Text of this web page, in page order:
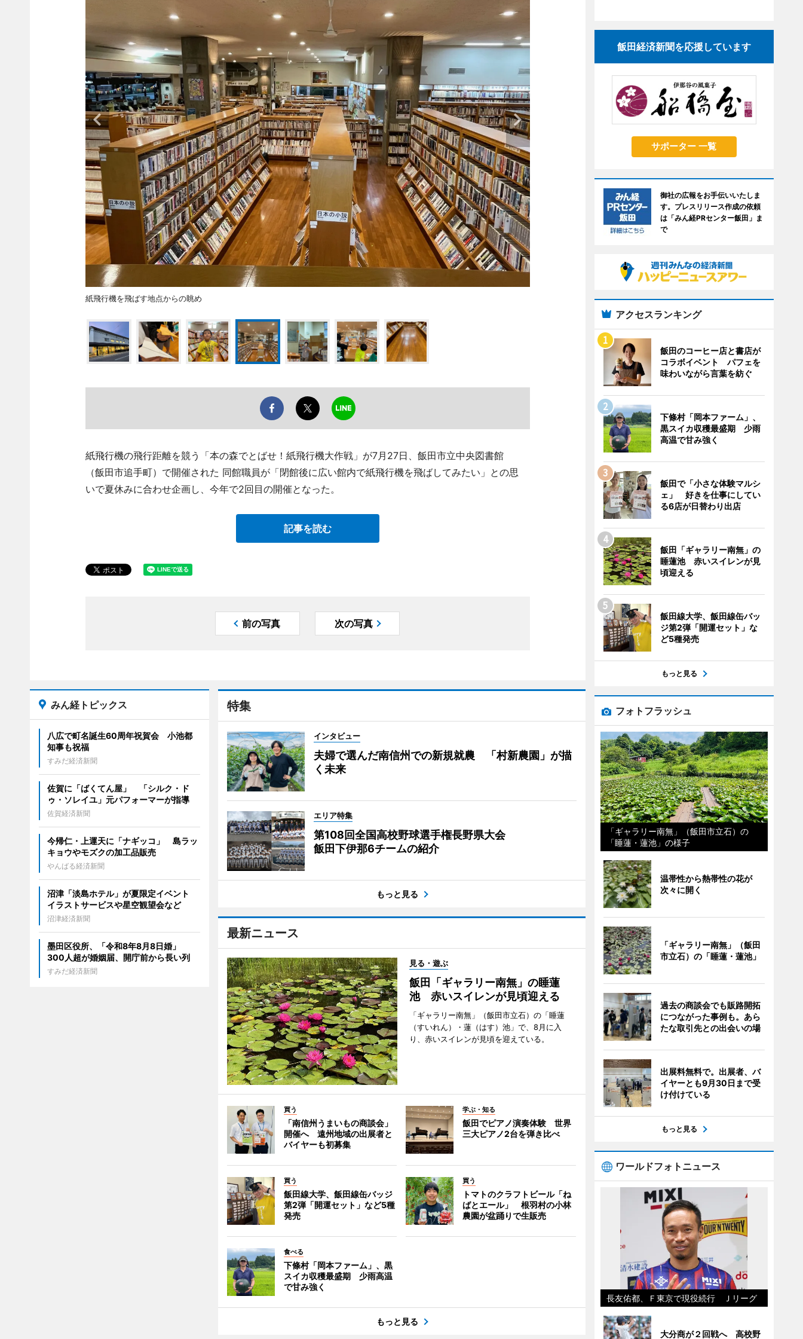
紙飛行機を飛ばす地点からの眺め
紙飛行機の飛行距離を競う「本の森でとばせ！紙飛行機大作戦」が7月27日、飯田市立中央図書館
（飯田市追手町）で開催された 同館職員が「閉館後に広い館内で紙飛行機を飛ばしてみたい」との思
いで夏休みに合わせ企画し、今年で2回目の開催となった。
記事を読む
前の写真 次の写真
特集
インタビュー
夫婦で選んだ南信州での新規就農 「村新農園」が描
く未来
エリア特集
第108回全国高校野球選手権長野県大会
飯田下伊那6チームの紹介
もっと見る
最新ニュース
見る・遊ぶ
飯田「ギャラリー南無」の睡蓮
池 赤いスイレンが見頃迎える
「ギャラリー南無」（飯田市立石）の「睡蓮
（すいれん）・蓮（はす）池」で、8月に入
り、赤いスイレンが見頃を迎えている。
買う
「南信州うまいもの商談会」
開催へ 遠州地域の出展者と
バイヤーも初募集
学ぶ・知る
飯田でピアノ演奏体験 世界
三大ピアノ2台を弾き比べ
買う
飯田線大学、飯田線缶バッジ
第2弾「開運セット」など5種
発売
買う
トマトのクラフトビール「ね
ばとエール」 根羽村の小林
農園が盆踊りで生販売
食べる
下條村「岡本ファーム」、黒
スイカ収穫最盛期 少雨高温
で甘み強く
もっと見る
みん経トピックス
八広で町名誕生60周年祝賀会 小池都
知事も祝福
すみだ経済新聞
佐賀に「ばくてん屋」 「シルク・ド
ゥ・ソレイユ」元パフォーマーが指導
佐賀経済新聞
今帰仁・上運天に「ナギッコ」 島ラッ
キョウやモズクの加工品販売
やんばる経済新聞
沼津「淡島ホテル」が夏限定イベント
イラストサービスや星空観望会など
沼津経済新聞
墨田区役所、「令和8年8月8日婚」
300人超が婚姻届、開庁前から長い列
すみだ経済新聞
飯田経済新聞を応援しています
サポーター 一覧
御社の広報をお手伝いいたしま
す。プレスリリース作成の依頼
は「みん経PRセンター飯田」ま
で
アクセスランキング
飯田のコーヒー店と書店が
コラボイベント パフェを
味わいながら言葉を紡ぐ
下條村「岡本ファーム」、
黒スイカ収穫最盛期 少雨
高温で甘み強く
飯田で「小さな体験マルシ
ェ」 好きを仕事にしてい
る6店が日替わり出店
飯田「ギャラリー南無」の
睡蓮池 赤いスイレンが見
頃迎える
飯田線大学、飯田線缶バッ
ジ第2弾「開運セット」な
ど5種発売
もっと見る
フォトフラッシュ
「ギャラリー南無」（飯田市立石）の
「睡蓮・蓮池」の様子
温帯性から熱帯性の花が
次々に開く
「ギャラリー南無」（飯田
市立石）の「睡蓮・蓮池」
過去の商談会でも販路開拓
につながった事例も。あら
たな取引先との出会いの場
出展料無料で。出展者、バ
イヤーとも9月30日まで受
け付けている
もっと見る
ワールドフォトニュース
長友佑都、Ｆ東京で現役続行 Ｊリーグ
大分商が２回戦へ 高校野